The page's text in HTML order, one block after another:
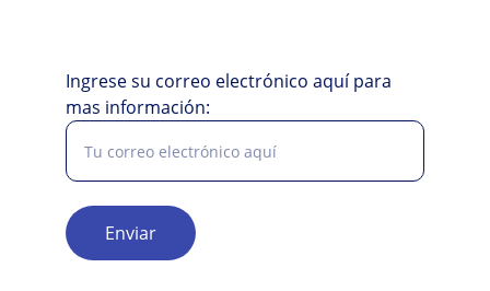
Ingrese su correo electrónico aquí para
mas información:
Enviar